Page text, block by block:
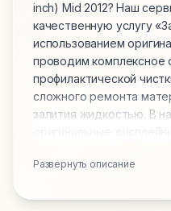
inch) Mid 2012? Наш
качественную услугу
использованием
проводим комплексное
профилактической
сложного ремонта
залития жидкостью. В
аккумуляторы и
Обращаясь к нам, вы
устройства.
Развернуть описание